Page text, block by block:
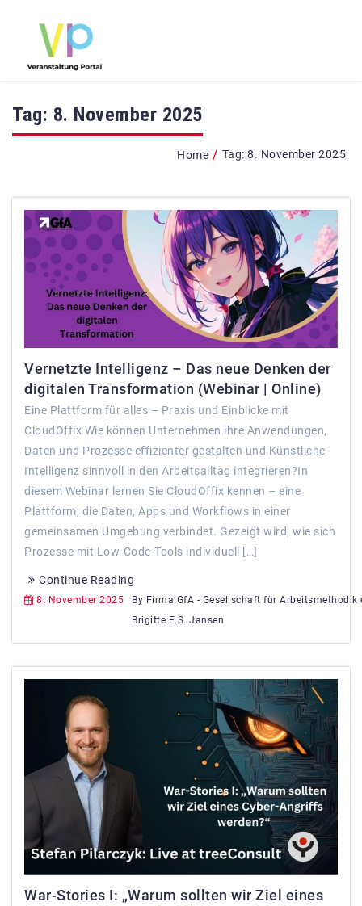
Tag: 8. November 2025
Home / Tag: 8. November 2025
Vernetzte Intelligenz – Das neue Denken der
digitalen Transformation (Webinar | Online)
Eine Plattform für alles – Praxis und Einblicke mit
CloudOffix Wie können Unternehmen ihre Anwendungen,
Daten und Prozesse effizienter gestalten und Künstliche
Intelligenz sinnvoll in den Arbeitsalltag integrieren?In
diesem Webinar lernen Sie CloudOffix kennen – eine
Plattform, die Daten, Apps und Workflows in einer
gemeinsamen Umgebung verbindet. Gezeigt wird, wie sich
Prozesse mit Low-Code-Tools individuell […]
Continue Reading
8. November 2025
By Firma GfA - Gesellschaft für Arbeitsmethodik
Brigitte E.S. Jansen
War-Stories I: „Warum sollten wir Ziel eines